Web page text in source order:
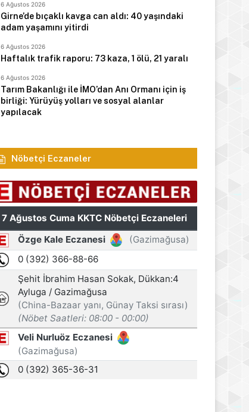
6 Ağustos 2026
Girne’de bıçaklı kavga can aldı: 40 yaşındaki
adam yaşamını yitirdi
6 Ağustos 2026
Haftalık trafik raporu: 73 kaza, 1 ölü, 21 yaralı
6 Ağustos 2026
Tarım Bakanlığı ile İMO’dan Anı Ormanı için iş
birliği: Yürüyüş yolları ve sosyal alanlar
yapılacak
Nöbetçi Eczaneler